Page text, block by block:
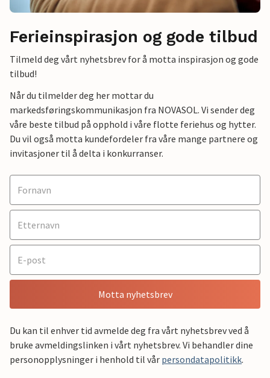
Ferieinspirasjon og gode tilbud
Tilmeld deg vårt nyhetsbrev for å motta inspirasjon og gode
tilbud!
Når du tilmelder deg her mottar du
markedsføringskommunikasjon fra NOVASOL. Vi sender deg
våre beste tilbud på opphold i våre flotte feriehus og hytter.
Du vil også motta kundefordeler fra våre mange partnere og
invitasjoner til å delta i konkurranser.
Motta nyhetsbrev
Du kan til enhver tid avmelde deg fra vårt nyhetsbrev ved å
bruke avmeldingslinken i vårt nyhetsbrev. Vi behandler dine
personopplysninger i henhold til vår persondatapolitikk.